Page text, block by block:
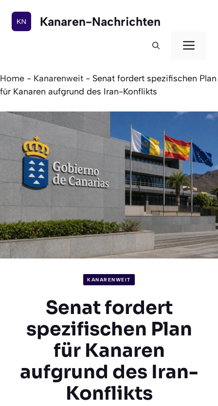
Inhalt
springen
Kanaren-Nachrichten
Home - Kanarenweit - Senat fordert spezifischen Plan
für Kanaren aufgrund des Iran-Konflikts
KANARENWEIT
Senat fordert
spezifischen Plan
für Kanaren
aufgrund des Iran-
Konflikts